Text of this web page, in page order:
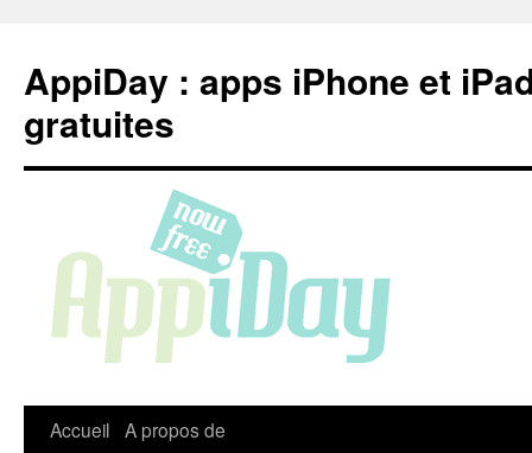
contenu
AppiDay : apps iPhone et
gratuites
Accueil A propos de